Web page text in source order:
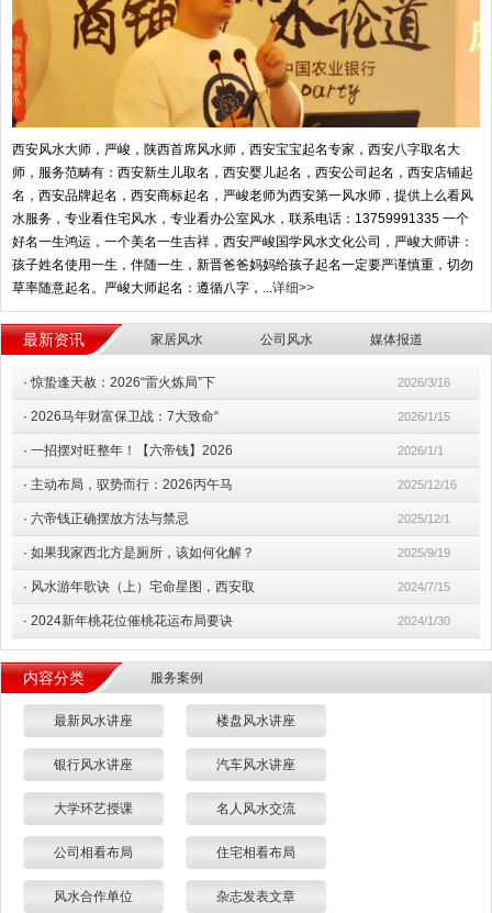
西安风水大师，严峻，陕西首席风水师，西安宝宝起名专家，西安八字取名大
师，服务范畴有：西安新生儿取名，西安婴儿起名，西安公司起名，西安店铺起
名，西安品牌起名，西安商标起名，严峻老师为西安第一风水师，提供上么看风
水服务，专业看住宅风水，专业看办公室风水，联系电话：13759991335 一个
好名一生鸿运，一个美名一生吉祥，西安严峻国学风水文化公司，严峻大师讲：
孩子姓名使用一生，伴随一生，新晋爸爸妈妈给孩子起名一定要严谨慎重，切勿
草率随意起名。严峻大师起名：遵循八字，...详细>>
最新资讯 家居风水 公司风水 媒体报道
·惊蛰逢天赦：2026“雷火炼局”下 2026/3/16
· 2026马年财富保卫战：7大致命“ 2026/1/15
· 一招摆对旺整年！【六帝钱】2026 2026/1/1
· 主动布局，驭势而行：2026丙午马 2025/12/16
· 六帝钱正确摆放方法与禁忌 2025/12/1
· 如果我家西北方是厕所，该如何化解？ 2025/9/19
· 风水游年歌诀（上）宅命星图，西安取 2024/7/15
· 2024新年桃花位催桃花运布局要诀 2024/1/30
内容分类 服务案例
最新风水讲座 楼盘风水讲座
银行风水讲座 汽车风水讲座
大学环艺授课 名人风水交流
公司相看布局 住宅相看布局
风水合作单位 杂志发表文章